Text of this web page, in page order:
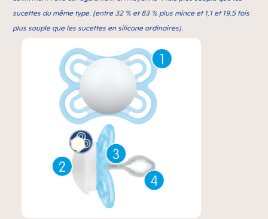
sucettes du même type. (entre 32 % et 83 % plus mince et 1,1 et 19,5 fois
plus souple que les sucettes en silicone ordinaires).